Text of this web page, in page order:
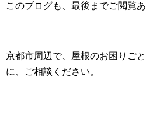
このブログも、最後までご閲覧
京都市周辺で、屋根のお困りご
に、ご相談ください。